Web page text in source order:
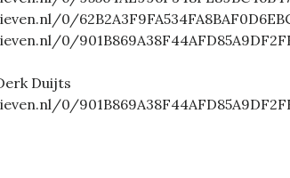
0/
0/
Duijts
0/